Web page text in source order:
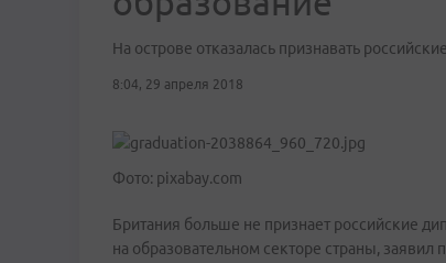
На острове отказалась признавать
8:04, 29 апреля 2018
Фото: pixabay.com
Британия больше не признает российские
на образовательном секторе страны,